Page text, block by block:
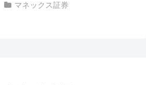
マネックス証券